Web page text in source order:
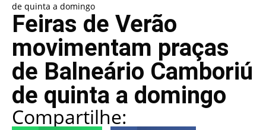
de quinta a domingo
Feiras de Verão
movimentam praças
de Balneário Camboriú
de quinta a domingo
Compartilhe: